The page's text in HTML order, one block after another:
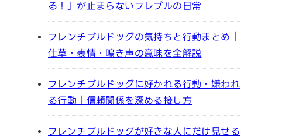
る！」が止まらないフレブルの日常
フレンチブルドッグの気持ちと行動まとめ｜
仕草・表情・鳴き声の意味を全解説
フレンチブルドッグに好かれる行動・嫌われ
る行動｜信頼関係を深める接し方
フレンチブルドッグが好きな人にだけ見せる